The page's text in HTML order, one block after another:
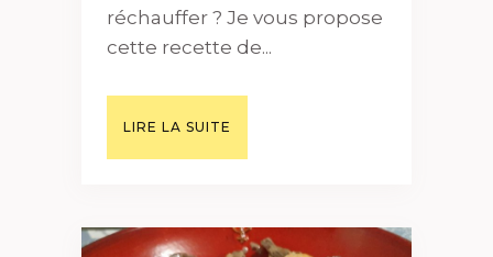
réchauffer ? Je vous propose
cette recette de...
LIRE LA SUITE